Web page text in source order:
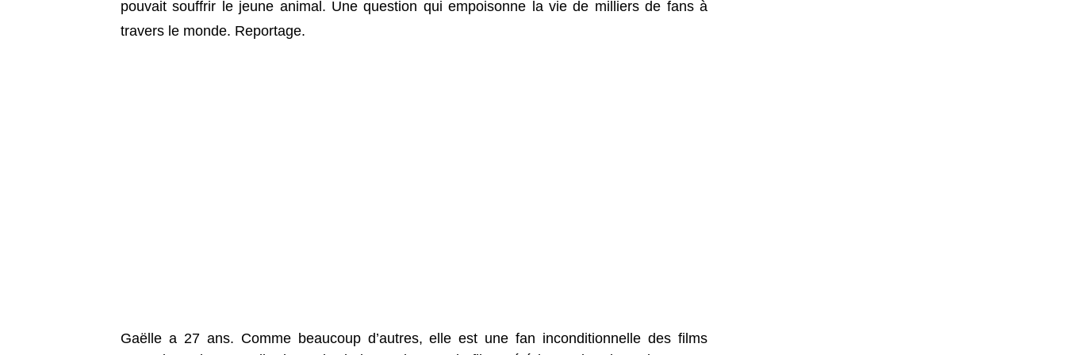
pouvait souffrir le jeune animal. Une question qui empoisonne la vie de milliers de fans à
travers le monde. Reportage.
Gaëlle a 27 ans. Comme beaucoup d’autres, elle est une fan inconditionnelle des films